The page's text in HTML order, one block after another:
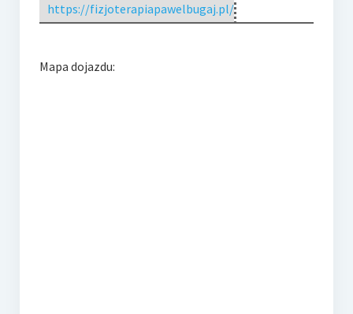
https://fizjoterapiapawelbugaj.pl/
Mapa dojazdu: